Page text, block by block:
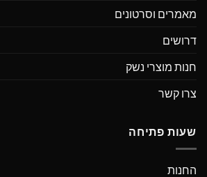
מאמרים וסרטונים
דרושים
חנות מוצרי נשק
צרו קשר
שעות פתיחה
החנות